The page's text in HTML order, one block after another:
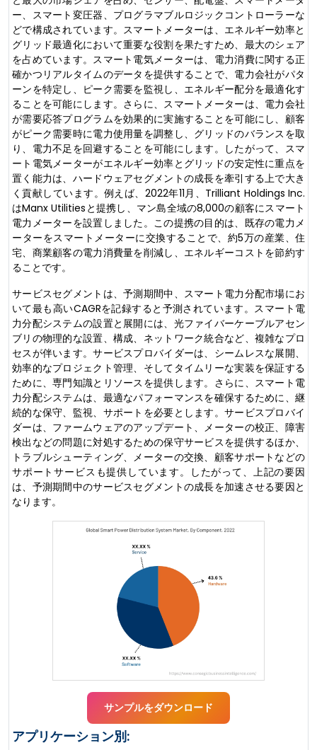
ー、スマート変圧器、プログラマブルロジックコントローラーな
どで構成されています。スマートメーターは、エネルギー効率と
グリッド最適化において重要な役割を果たすため、最大のシェア
を占めています。スマート電気メーターは、電力消費に関する正
確かつリアルタイムのデータを提供することで、電力会社がパタ
ーンを特定し、ピーク需要を監視し、エネルギー配分を最適化す
ることを可能にします。さらに、スマートメーターは、電力会社
が需要応答プログラムを効果的に実施することを可能にし、顧客
がピーク需要時に電力使用量を調整し、グリッドのバランスを取
り、電力不足を回避することを可能にします。したがって、スマ
ート電気メーターがエネルギー効率とグリッドの安定性に重点を
置く能力は、ハードウェアセグメントの成長を牽引する上で大き
く貢献しています。例えば、2022年11月、Trilliant Holdings Inc.
はManx Utilitiesと提携し、マン島全域の8,000の顧客にスマート
電力メーターを設置しました。この提携の目的は、既存の電力メ
ーターをスマートメーターに交換することで、約5万の産業、住
宅、商業顧客の電力消費量を削減し、エネルギーコストを節約す
ることです。
サービスセグメントは、予測期間中、スマート電力分配市場にお
いて最も高いCAGRを記録すると予測されています。スマート電
力分配システムの設置と展開には、光ファイバーケーブルアセン
ブリの物理的な設置、構成、ネットワーク統合など、複雑なプロ
セスが伴います。サービスプロバイダーは、シームレスな展開、
効率的なプロジェクト管理、そしてタイムリーな実装を保証する
ために、専門知識とリソースを提供します。さらに、スマート電
力分配システムは、最適なパフォーマンスを確保するために、継
続的な保守、監視、サポートを必要とします。サービスプロバイ
ダーは、ファームウェアのアップデート、メーターの校正、障害
検出などの問題に対処するための保守サービスを提供するほか、
トラブルシューティング、メーターの交換、顧客サポートなどの
サポートサービスも提供しています。したがって、上記の要因
は、予測期間中のサービスセグメントの成長を加速させる要因と
なります。
サンプルをダウンロード
アプリケーション別: